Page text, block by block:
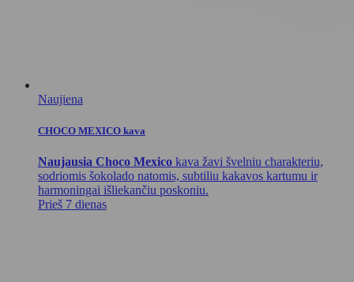
Naujiena
CHOCO MEXICO kava
Naujausia Choco Mexico kava žavi švelniu charakteriu,
sodriomis šokolado natomis, subtiliu kakavos kartumu ir
harmoningai išliekančiu poskoniu.
Prieš 7 dienas